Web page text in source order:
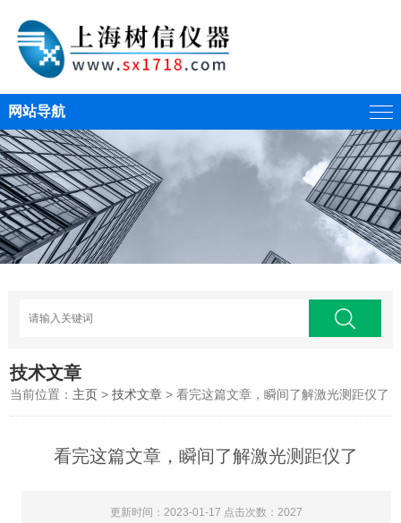
网站导航
技术文章
当前位置： 主页 >技术文章 > 看完这篇文章，瞬间了解激光测距仪了
看完这篇文章，瞬间了解激光测距仪了
更新时间：2023-01-17 点击次数：2027